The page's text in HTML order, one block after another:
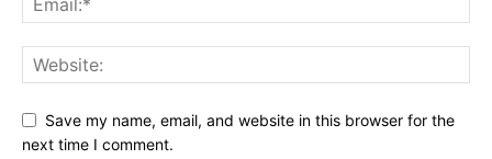
Save my name, email, and website in this browser for the
next time I comment.